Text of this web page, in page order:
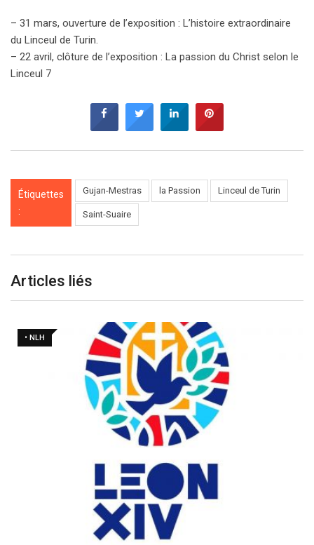
– 31 mars, ouverture de l’exposition : L’histoire extraordinaire
du Linceul de Turin.
– 22 avril, clôture de l’exposition : La passion du Christ selon le
Linceul 7
Étiquettes
:
Gujan-Mestras la Passion Linceul de Turin
Saint-Suaire
Articles liés
• NLH